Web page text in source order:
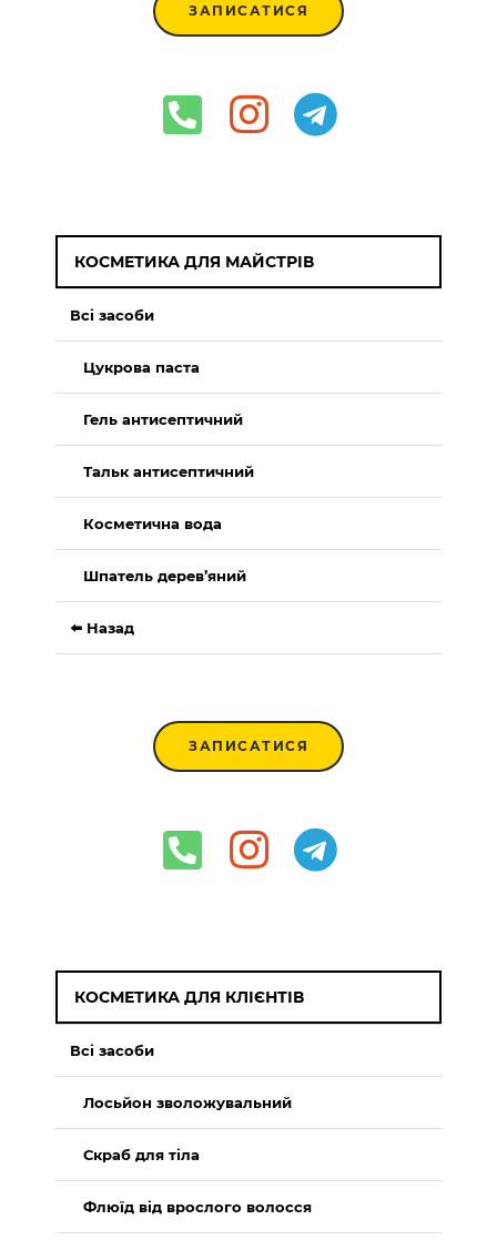
ЗАПИСАТИСЯ
КОСМЕТИКА ДЛЯ МАЙСТРІВ
Всі засоби
Цукрова паста
Гель антисептичний
Тальк антисептичний
Косметична вода
Шпатель дерев’яний
⬅️ Назад
ЗАПИСАТИСЯ
КОСМЕТИКА ДЛЯ КЛІЄНТІВ
Всі засоби
Лосьйон зволожувальний
Скраб для тіла
Флюїд від врослого волосся